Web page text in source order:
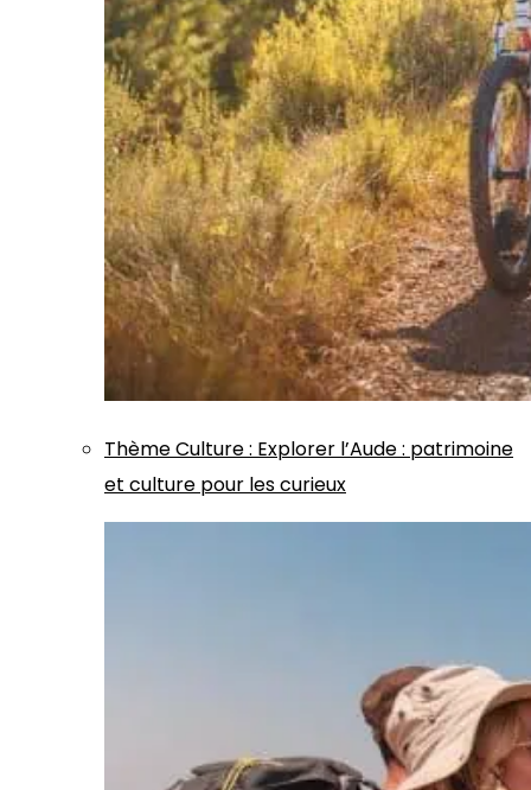
ThèmeCulture: Explorer l’Aude : patrimoine
et culture pour les curieux